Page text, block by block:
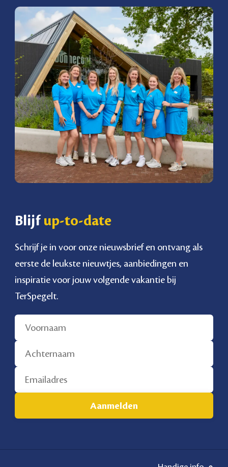
Blijf up-to-date
Schrijf je in voor onze nieuwsbrief en ontvang als
eerste de leukste nieuwtjes, aanbiedingen en
inspiratie voor jouw volgende vakantie bij
TerSpegelt.